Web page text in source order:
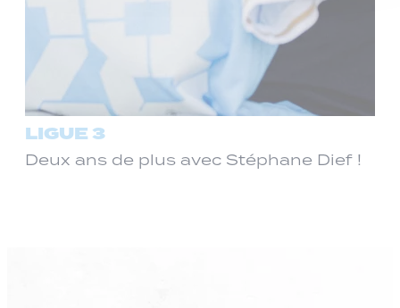
LIGUE 3
Deux ans de plus avec Stéphane Dief !